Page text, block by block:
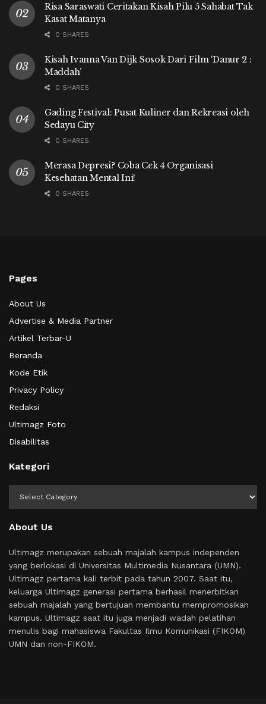
Risa Saraswati Ceritakan Kisah Pilu 5 Sahabat Tak
Kasat Matanya
0 SHARES
Kisah Ivanna Van Dijk Sosok Dari Film ‘Danur 2 :
Maddah’
0 SHARES
Gading Festival: Pusat Kuliner dan Rekreasi oleh
Sedayu City
0 SHARES
Merasa Depresi? Coba Cek 4 Organisasi
Kesehatan Mental Ini!
0 SHARES
Pages
About Us
Advertise & Media Partner
Artikel Terbar-U
Beranda
Kode Etik
Privacy Policy
Redaksi
Ultimagz Foto
Disabilitas
Kategori
About Us
Ultimagz merupakan sebuah majalah kampus independen
yang berlokasi di Universitas Multimedia Nusantara (UMN).
Ultimagz pertama kali terbit pada tahun 2007. Saat itu,
keluarga Ultimagz generasi pertama berhasil menerbitkan
sebuah majalah yang bertujuan membantu mempromosikan
kampus. Ultimagz saat itu juga menjadi wadah pelatihan
menulis bagi mahasiswa Fakultas Ilmu Komunikasi (FIKOM)
UMN dan non-FIKOM.